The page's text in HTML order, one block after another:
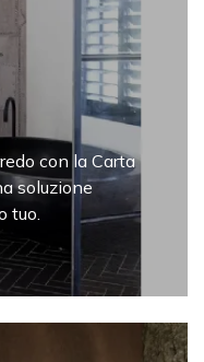
con la Carta
soluzione
tuo.